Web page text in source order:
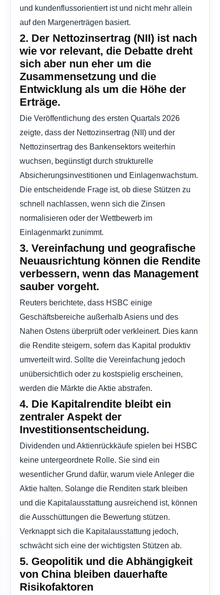
und kundenflussorientiert ist und nicht mehr allein
auf den Margenerträgen basiert.
2. Der Nettozinsertrag (NII) ist nach
wie vor relevant, die Debatte dreht
sich aber nun eher um die
Zusammensetzung und die
Entwicklung als um die Höhe der
Erträge.
Die Veröffentlichung des ersten Quartals 2026
zeigte, dass der Nettozinsertrag (NII) und der
Nettozinsertrag des Bankensektors weiterhin
wuchsen, begünstigt durch strukturelle
Absicherungsinvestitionen und Einlagenwachstum.
Die entscheidende Frage ist, ob diese Stützen zu
schnell nachlassen, wenn sich die Zinsen
normalisieren oder der Wettbewerb im
Einlagenmarkt zunimmt.
3. Vereinfachung und geografische
Neuausrichtung können die Rendite
verbessern, wenn das Management
sauber vorgeht.
Reuters berichtete, dass HSBC einige
Geschäftsbereiche außerhalb Asiens und des
Nahen Ostens überprüft oder verkleinert. Dies kann
die Rendite steigern, sofern das Kapital produktiv
umverteilt wird. Sollte die Vereinfachung jedoch
unübersichtlich oder zu kostspielig erscheinen,
werden die Märkte die Aktie abstrafen.
4. Die Kapitalrendite bleibt ein
zentraler Aspekt der
Investitionsentscheidung.
Dividenden und Aktienrückkäufe spielen bei HSBC
keine untergeordnete Rolle. Sie sind ein
wesentlicher Grund dafür, warum viele Anleger die
Aktie halten. Solange die Renditen stark bleiben
und die Kapitalausstattung ausreichend ist, können
die Ausschüttungen die Bewertung stützen.
Verknappt sich die Kapitalausstattung jedoch,
schwächt sich eine der wichtigsten Stützen ab.
5. Geopolitik und die Abhängigkeit
von China bleiben dauerhafte
Risikofaktoren